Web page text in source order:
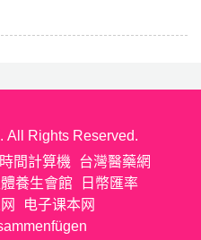
All Rights Reserved.
間計算機
台灣醫藥網
養生會館
日幣匯率
电子课本网